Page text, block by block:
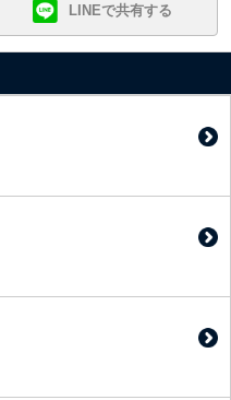
LINEで共有する